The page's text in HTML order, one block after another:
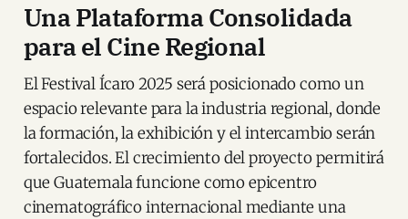
Una Plataforma Consolidada
para el Cine Regional
El Festival Ícaro 2025 será posicionado como un
espacio relevante para la industria regional, donde
la formación, la exhibición y el intercambio serán
fortalecidos. El crecimiento del proyecto permitirá
que Guatemala funcione como epicentro
cinematográfico internacional mediante una